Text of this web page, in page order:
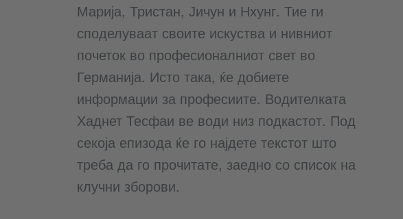
Марија, Тристан, Јичун и Нхунг. Тие ги
споделуваат своите искуства и нивниот
почеток во професионалниот свет во
Германија. Исто така, ќе добиете
информации за професиите. Водителката
Хаднет Тесфаи ве води низ подкастот. Под
секоја епизода ќе го најдете текстот што
треба да го прочитате, заедно со список на
клучни зборови.